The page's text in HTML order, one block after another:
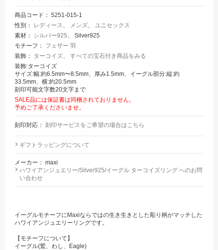
商品コード： 5251-015-1
性別：
レディース、 メンズ、 ユニセックス
素材： シルバー925、 Silver925
モチーフ： フェザー 羽
装飾： ターコイズ、 すべての宝石付き商品をみる
装飾:ターコイズ
サイズ:幅:約6.5mm〜8.5mm、厚み1.5mm、イーグル部分:縦:約
33.5mm、横:約20.5mm
刻印可能文字数20文字まで
SALE品には保証書は同梱されておりません。
予めご了承くださいませ。
刻印対応： 刻印サービスをご希望の場合はこちら
ギフトラッピングについて
メーカー： maxi
ハワイアンジュエリー/Silver925/イーグル ターコイズリング へのお問
い合わせ
イーグルモチーフにMaxiならではの生き生きとした彫り柄がマッチした
ハワイアンジュエリーリングです。
【モチーフについて】
イーグル(鷲、わし、Eagle)